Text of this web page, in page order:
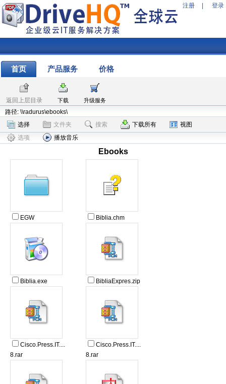
注册 登录
首页 产品服务 价格
返回上层目录 下载 升级服务
路径: \\radurus\ebooks\
选择
文件夹 搜索 下载所有
视图
选项
播放音乐
Ebooks
EGW Biblia.chm
Biblia.exe BibliaExpres.zip
Cisco.Press.IT....
8.rar
Cisco.Press.IT....
8.rar